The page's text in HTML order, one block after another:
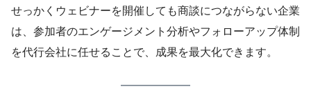
せっかくウェビナーを開催しても商談につながらない企業
は、参加者のエンゲージメント分析やフォローアップ体制
を代行会社に任せることで、成果を最大化できます。